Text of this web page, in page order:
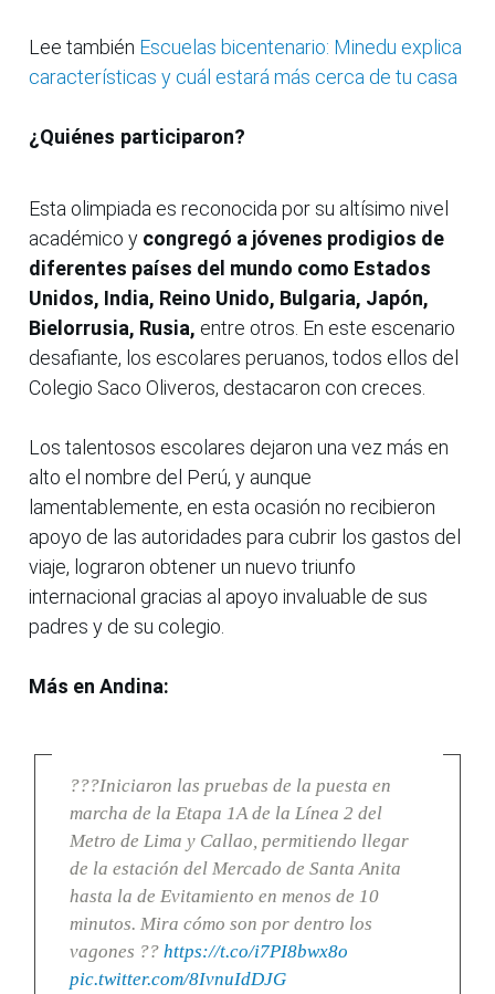
Lee también Escuelas bicentenario: Minedu explica
características y cuál estará más cerca de tu casa
¿Quiénes participaron?
Esta olimpiada es reconocida por su altísimo nivel
académico y congregó a jóvenes prodigios de
diferentes países del mundo como Estados
Unidos, India, Reino Unido, Bulgaria, Japón,
Bielorrusia, Rusia, entre otros. En este escenario
desafiante, los escolares peruanos, todos ellos del
Colegio Saco Oliveros, destacaron con creces.
Los talentosos escolares dejaron una vez más en
alto el nombre del Perú, y aunque
lamentablemente, en esta ocasión no recibieron
apoyo de las autoridades para cubrir los gastos del
viaje, lograron obtener un nuevo triunfo
internacional gracias al apoyo invaluable de sus
padres y de su colegio.
Más en Andina:
???Iniciaron las pruebas de la puesta en
marcha de la Etapa 1A de la Línea 2 del
Metro de Lima y Callao, permitiendo llegar
de la estación del Mercado de Santa Anita
hasta la de Evitamiento en menos de 10
minutos. Mira cómo son por dentro los
vagones ?? https://t.co/i7PI8bwx8o
pic.twitter.com/8IvnuIdDJG